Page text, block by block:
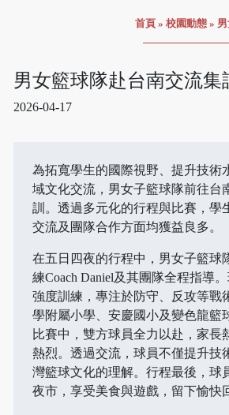
首頁 » 校園動態 »
男女籃球隊赴台南交流集
2026-04-17
為拓寬學生的國際視野、提升技術
域文化交流，男女子籃球隊前往台
訓。透過多元化的行程與比賽，學
交流及團隊合作方面均獲益良多。
在五日四夜的行程中，男女子籃球
練Coach Daniel及其團隊全程指導
強度訓練，專注於防守、反攻等戰
學附屬小學、安慶國小及變色龍籃
比賽中，雙方球員全力以赴，家長
熱烈。透過交流，球員不僅提升技
灣籃球文化的理解。行程最後，球
夜市，享受美食與遊戲，留下愉快